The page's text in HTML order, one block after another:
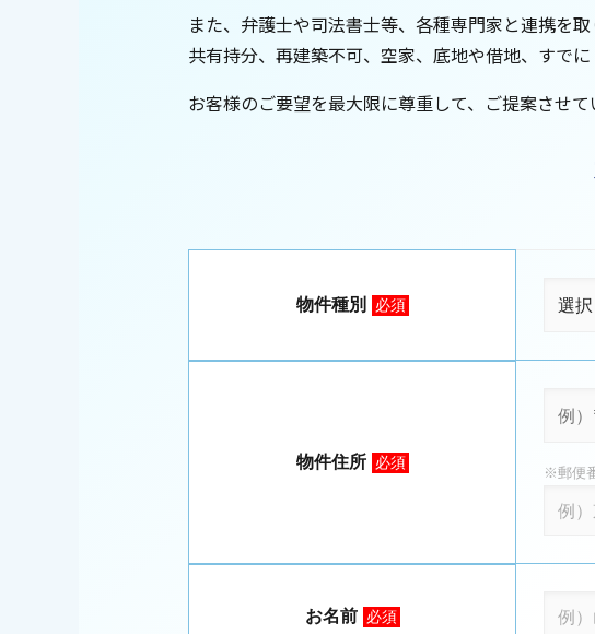
また、弁護士や司法書士等、各種専門家と連携を
共有持分、再建築不可、空家、底地や借地、すで
お客様のご要望を最大限に尊重して、ご提案させて
物件種別 必須
物件住所 必須
※郵便
お名前 必須